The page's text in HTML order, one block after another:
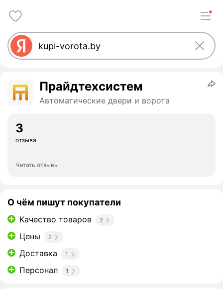
Прайдтехсистем
Автоматические двери и ворота
3
отзыва
Читать отзывы
О чём пишут покупатели
Качество товаров 2
Цены 2
Доставка 1
Персонал 1